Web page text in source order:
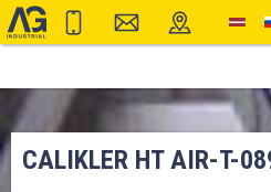
CALIKLER HT AIR-T-